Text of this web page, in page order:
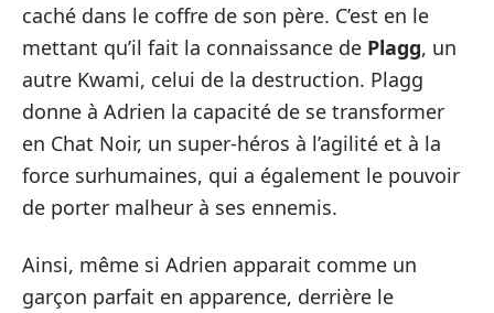
caché dans le coffre de son père. C’est en le
mettant qu’il fait la connaissance de Plagg, un
autre Kwami, celui de la destruction. Plagg
donne à Adrien la capacité de se transformer
en Chat Noir, un super-héros à l’agilité et à la
force surhumaines, qui a également le pouvoir
de porter malheur à ses ennemis.
Ainsi, même si Adrien apparait comme un
garçon parfait en apparence, derrière le